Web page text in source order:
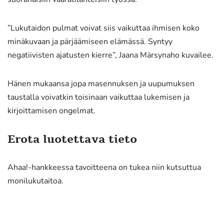
”Lukutaidon pulmat voivat siis vaikuttaa ihmisen koko
minäkuvaan ja pärjäämiseen elämässä. Syntyy
negatiivisten ajatusten kierre”, Jaana Märsynaho kuvailee.
Hänen mukaansa jopa masennuksen ja uupumuksen
taustalla voivatkin toisinaan vaikuttaa lukemisen ja
kirjoittamisen ongelmat.
Erota luotettava tieto
Ahaa!-hankkeessa tavoitteena on tukea niin kutsuttua
monilukutaitoa.